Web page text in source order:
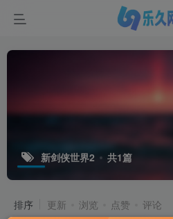
新剑侠世界2 共1篇
排序 更新 浏览 点赞 评论